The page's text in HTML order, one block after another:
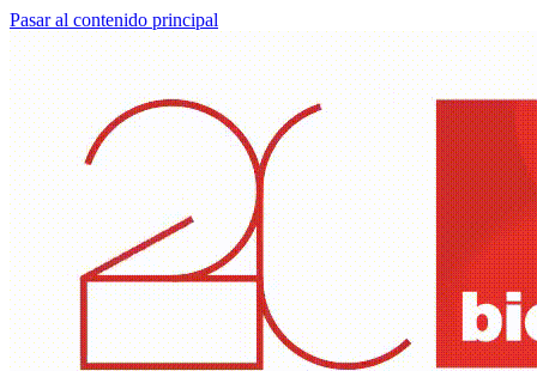
Pasar al contenido principal